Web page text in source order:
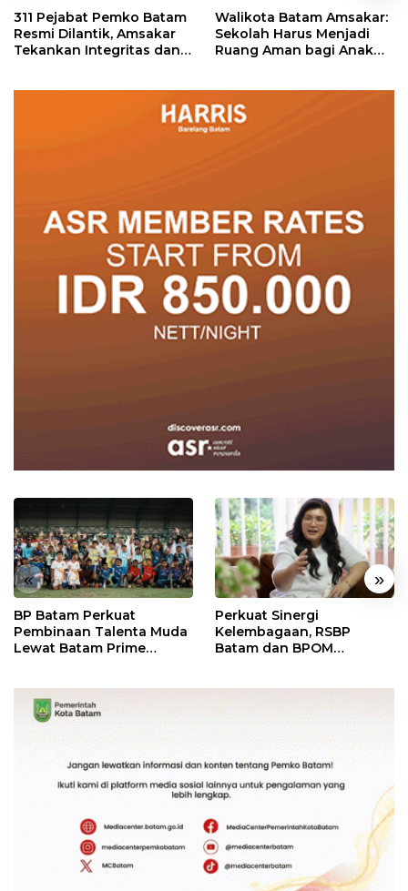
311 Pejabat Pemko Batam
Resmi Dilantik, Amsakar
Tekankan Integritas dan
Walikota Batam Amsakar:
Sekolah Harus Menjadi
Ruang Aman bagi Anak
« »
BP Batam Perkuat
Pembinaan Talenta Muda
Lewat Batam Prime
Perkuat Sinergi
Kelembagaan, RSBP
Batam dan BPOM